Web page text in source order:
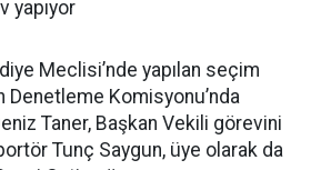
yapıyor
Meclisi’nde yapılan seçim
Komisyonu’nda
Taner, Başkan Vekili görevini
Tunç Saygun, üye olarak da